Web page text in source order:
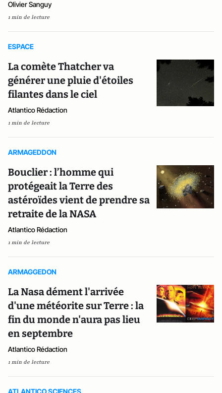
Olivier Sanguy
1 min de lecture
ESPACE
La comète Thatcher va
générer une pluie d'étoiles
filantes dans le ciel
Atlantico Rédaction
1 min de lecture
ARMAGEDDON
Bouclier : l’homme qui
protégeait la Terre des
astéroïdes vient de prendre sa
retraite de la NASA
Atlantico Rédaction
1 min de lecture
ARMAGGEDON
La Nasa dément l'arrivée
d'une météorite sur Terre : la
fin du monde n'aura pas lieu
en septembre
Atlantico Rédaction
1 min de lecture
ATLANTICO SCIENCES